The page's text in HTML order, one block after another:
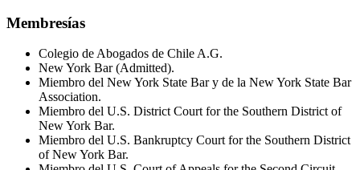
Membresías
Colegio de Abogados de Chile A.G.
New York Bar (Admitted).
Miembro del New York State Bar y de la New York State Bar
Association.
Miembro del U.S. District Court for the Southern District of
New York Bar.
Miembro del U.S. Bankruptcy Court for the Southern District
of New York Bar.